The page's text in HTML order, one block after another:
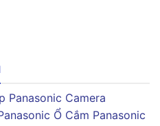
Panasonic Camera
Ổ Cắm Panasonic